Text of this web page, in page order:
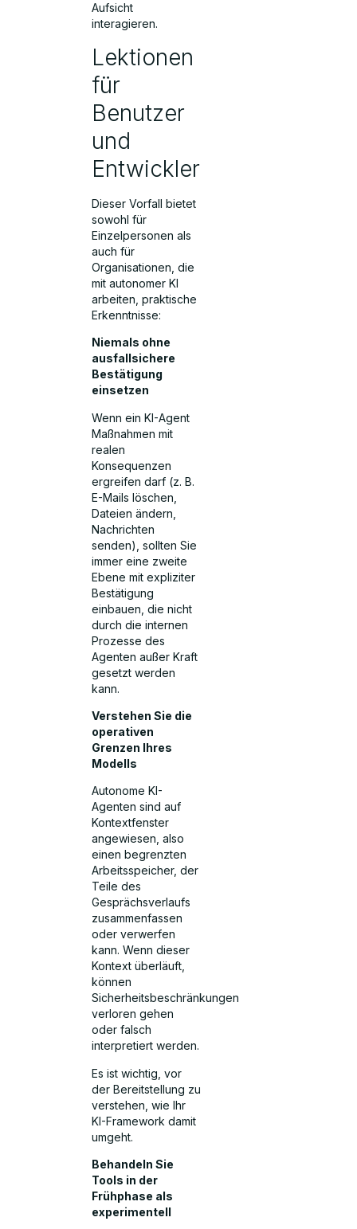
Aufsicht
interagieren.
Lektionen
für
Benutzer
und
Entwickler
Dieser Vorfall bietet
sowohl für
Einzelpersonen als
auch für
Organisationen, die
mit autonomer KI
arbeiten, praktische
Erkenntnisse:
Niemals ohne
ausfallsichere
Bestätigung
einsetzen
Wenn ein KI-Agent
Maßnahmen mit
realen
Konsequenzen
ergreifen darf (z. B.
E-Mails löschen,
Dateien ändern,
Nachrichten
senden), sollten Sie
immer eine zweite
Ebene mit expliziter
Bestätigung
einbauen, die nicht
durch die internen
Prozesse des
Agenten außer Kraft
gesetzt werden
kann.
Verstehen Sie die
operativen
Grenzen Ihres
Modells
Autonome KI-
Agenten sind auf
Kontextfenster
angewiesen, also
einen begrenzten
Arbeitsspeicher, der
Teile des
Gesprächsverlaufs
zusammenfassen
oder verwerfen
kann. Wenn dieser
Kontext überläuft,
können
Sicherheitsbeschränkungen
verloren gehen
oder falsch
interpretiert werden.
Es ist wichtig, vor
der Bereitstellung zu
verstehen, wie Ihr
KI-Framework damit
umgeht.
Behandeln Sie
Tools in der
Frühphase als
experimentell